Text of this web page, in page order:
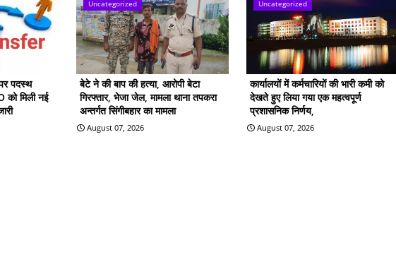
पदस्थ
को मिली नई
Uncategorized
बेटे ने की बाप की हत्या, आरोपी बेटा
गिरफ्तार, भेजा जेल, मामला थाना तपकरा
अन्तर्गत सिंगीबहार का मामला
August 07, 2026
Uncategorized
कार्यालयों में कर्मचारियों की भारी कमी को
देखते हुए लिया गया एक महत्वपूर्ण
प्रशासनिक निर्णय,
August 07, 2026